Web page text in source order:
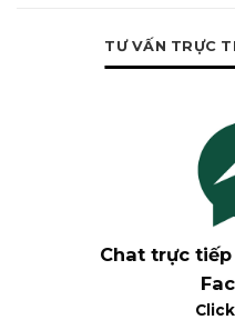
TƯ VẤN TRỰC
Chat trực